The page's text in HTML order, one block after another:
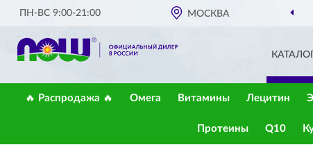
ПН-ВС 9:00-21:00 МОСКВА
КАТАЛОГ
🔥 Распродажа 🔥 Омега Витамины Лецитин
Протеины Q10